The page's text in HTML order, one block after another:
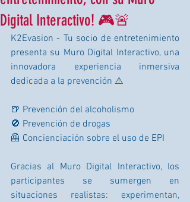
Digital Interactivo! 🎮🚨
K2Evasion - Tu socio de entretenimiento
presenta su Muro Digital Interactivo, una
innovadora experiencia inmersiva
dedicada a la prevención ⚠️
🍺 Prevención del alcoholismo
🚫 Prevención de drogas
🦺 Concienciación sobre el uso de EPI
Gracias al Muro Digital Interactivo, los
participantes se sumergen en
situaciones realistas: experimentan,